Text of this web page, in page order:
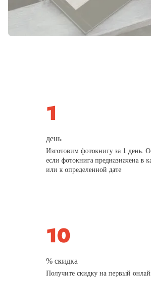
день
Изготовим фотокнигу за 1 день.
если фотокнига предназначена в
или к определенной дате
% скидка
Получите скидку на первый